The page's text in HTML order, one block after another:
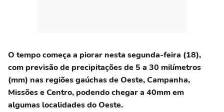
O tempo começa a piorar nesta segunda-feira (18),
com previsão de precipitações de 5 a 30 milímetros
(mm) nas regiões gaúchas de Oeste, Campanha,
Missões e Centro, podendo chegar a 40mm em
algumas localidades do Oeste.